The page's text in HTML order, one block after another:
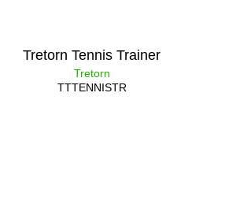
Tretorn Tennis Trainer
Tretorn
TTTENNISTR